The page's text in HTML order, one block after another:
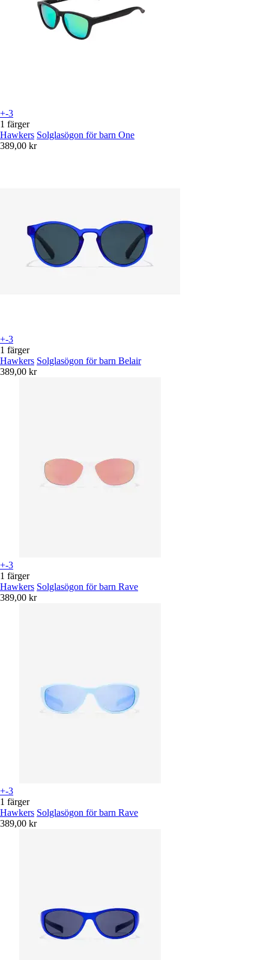
+-3
1 färger
Hawkers Solglasögon för barn One
389,00 kr
+-3
1 färger
Hawkers Solglasögon för barn Belair
389,00 kr
+-3
1 färger
Hawkers Solglasögon för barn Rave
389,00 kr
+-3
1 färger
Hawkers Solglasögon för barn Rave
389,00 kr